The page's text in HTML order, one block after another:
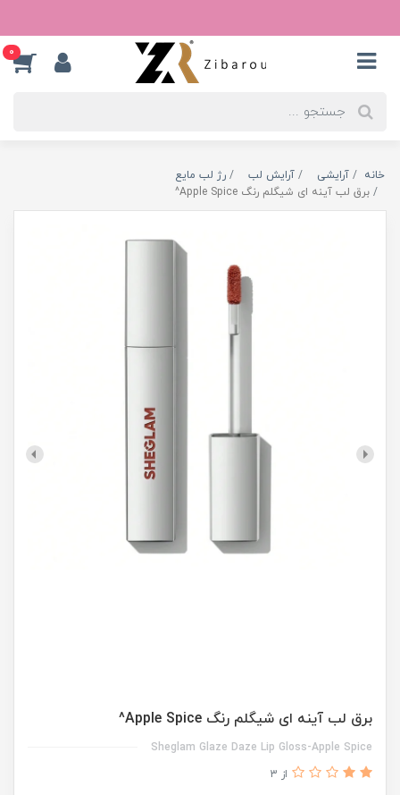
0
خانه آرایشی آرایش لب
رژ لب مایع
برق لب آینه ای شیگلم رنگ Apple Spice^
برق لب آینه ای شیگلم رنگ Apple Spice^
Sheglam Glaze Daze Lip Gloss-Apple Spice
از 3